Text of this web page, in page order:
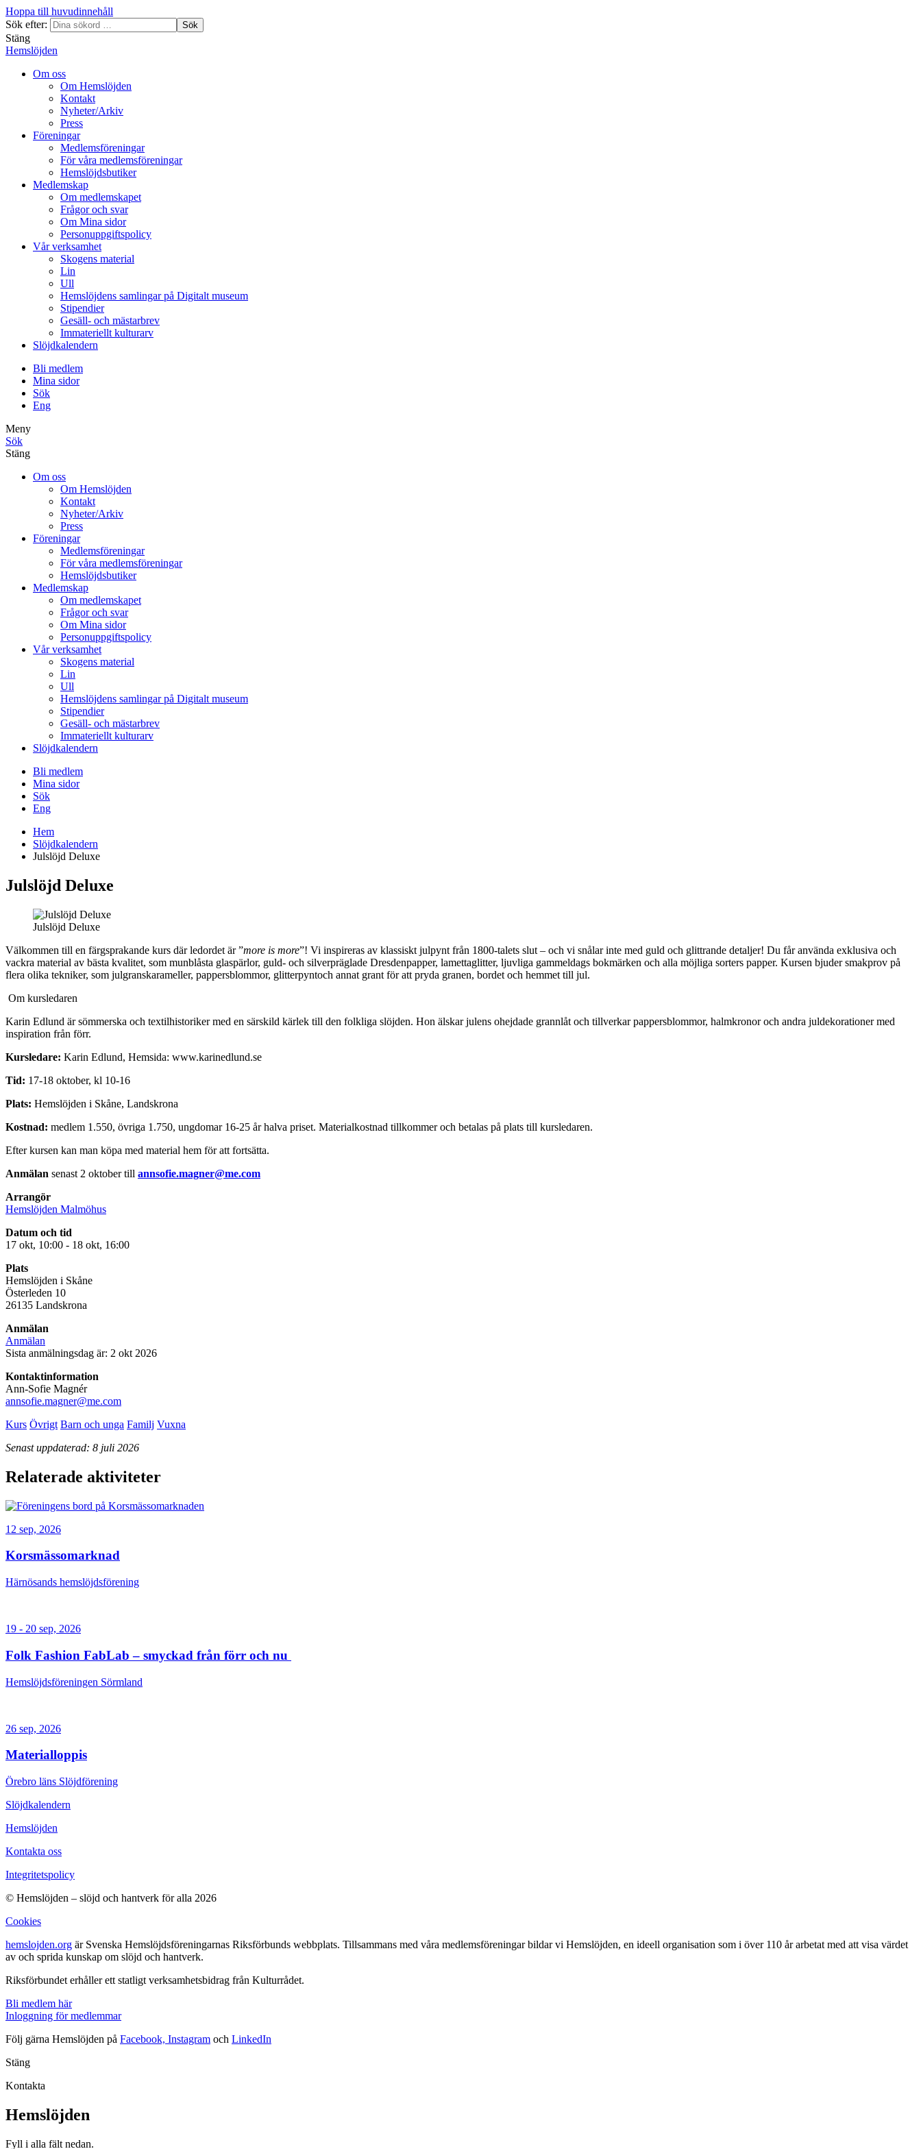
Hoppa till huvudinnehåll
Sök efter:
Sök
Stäng
Hemslöjden
Om oss
Om Hemslöjden
Kontakt
Nyheter/Arkiv
Press
Föreningar
Medlemsföreningar
För våra medlemsföreningar
Hemslöjdsbutiker
Medlemskap
Om medlemskapet
Frågor och svar
Om Mina sidor
Personuppgiftspolicy
Vår verksamhet
Skogens material
Lin
Ull
Hemslöjdens samlingar på Digitalt museum
Stipendier
Gesäll- och mästarbrev
Immateriellt kulturarv
Slöjdkalendern
Bli medlem
Mina sidor
Sök
Eng
Meny
Sök
Stäng
Om oss
Om Hemslöjden
Kontakt
Nyheter/Arkiv
Press
Föreningar
Medlemsföreningar
För våra medlemsföreningar
Hemslöjdsbutiker
Medlemskap
Om medlemskapet
Frågor och svar
Om Mina sidor
Personuppgiftspolicy
Vår verksamhet
Skogens material
Lin
Ull
Hemslöjdens samlingar på Digitalt museum
Stipendier
Gesäll- och mästarbrev
Immateriellt kulturarv
Slöjdkalendern
Bli medlem
Mina sidor
Sök
Eng
Hem
Slöjdkalendern
Julslöjd Deluxe
Julslöjd Deluxe
Julslöjd Deluxe
Välkommen till en färgsprakande kurs där ledordet är ”more is more”! Vi inspireras av klassiskt julpynt från 1800-talets slut – och vi snålar inte med guld och glittrande detaljer! Du får använda exklusiva och
vackra material av bästa kvalitet, som munblåsta glaspärlor, guld- och silverpräglade Dresdenpapper, lamettaglitter, ljuvliga gammeldags bokmärken och alla möjliga sorters papper. Kursen bjuder smakprov på
flera olika tekniker, som julgranskarameller, pappersblommor, glitterpyntoch annat grant för att pryda granen, bordet och hemmet till jul.
Om kursledaren
Karin Edlund är sömmerska och textilhistoriker med en särskild kärlek till den folkliga slöjden. Hon älskar julens ohejdade grannlåt och tillverkar pappersblommor, halmkronor och andra juldekorationer med
inspiration från förr.
Kursledare: Karin Edlund, Hemsida: www.karinedlund.se
Tid: 17-18 oktober, kl 10-16
Plats: Hemslöjden i Skåne, Landskrona
Kostnad: medlem 1.550, övriga 1.750, ungdomar 16-25 år halva priset. Materialkostnad tillkommer och betalas på plats till kursledaren.
Efter kursen kan man köpa med material hem för att fortsätta.
Anmälan senast 2 oktober till annsofie.magner@me.com
Arrangör
Hemslöjden Malmöhus
Datum och tid
17 okt, 10:00 - 18 okt, 16:00
Plats
Hemslöjden i Skåne
Österleden 10
26135 Landskrona
Anmälan
Anmälan
Sista anmälningsdag är: 2 okt 2026
Kontaktinformation
Ann-Sofie Magnér
annsofie.magner@me.com
Kurs Övrigt Barn och unga Familj Vuxna
Senast uppdaterad: 8 juli 2026
Relaterade aktiviteter
12 sep, 2026
Korsmässomarknad
Härnösands hemslöjdsförening
19 - 20 sep, 2026
Folk Fashion FabLab – smyckad från förr och nu
Hemslöjdsföreningen Sörmland
26 sep, 2026
Materialloppis
Örebro läns Slöjdförening
Slöjdkalendern
Hemslöjden
Kontakta oss
Integritetspolicy
© Hemslöjden – slöjd och hantverk för alla 2026
Cookies
hemslojden.org är Svenska Hemslöjdsföreningarnas Riksförbunds webbplats. Tillsammans med våra medlemsföreningar bildar vi Hemslöjden, en ideell organisation som i över 110 år arbetat med att visa värdet
av och sprida kunskap om slöjd och hantverk.
Riksförbundet erhåller ett statligt verksamhetsbidrag från Kulturrådet.
Bli medlem här
Inloggning för medlemmar
Följ gärna Hemslöjden på Facebook, Instagram och LinkedIn
Stäng
Kontakta
Hemslöjden
Fyll i alla fält nedan.